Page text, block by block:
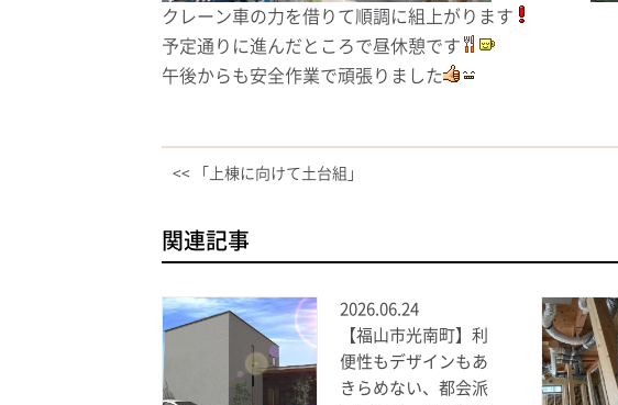
クレーン車の力を借りて順調に組上がります
予定通りに進んだところで昼休憩です
午後からも安全作業で頑張りました
<< 「上棟に向けて土台組」
関連記事
2026.06.24
【福山市光南町】利
便性もデザインもあ
きらめない、都会派